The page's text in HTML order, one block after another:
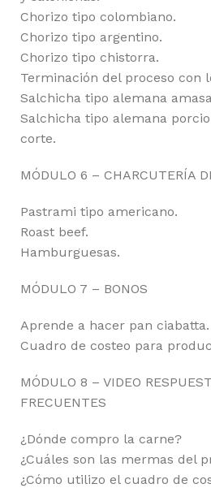
Chorizo tipo colombiano.
Chorizo tipo argentino.
Chorizo tipo chistorra.
Terminación del proceso con
Salchicha tipo alemana
Salchicha tipo alemana
corte.
MÓDULO 6 – CHARCUTERÍA
Pastrami tipo americano.
Roast beef.
Hamburguesas.
MÓDULO 7 – BONOS
Aprende a hacer pan ciabatta.
Cuadro de costeo para
MÓDULO 8 – VIDEO
FRECUENTES
¿Dónde compro la carne?
¿Cuáles son las mermas del
¿Cómo utilizo el cuadro de